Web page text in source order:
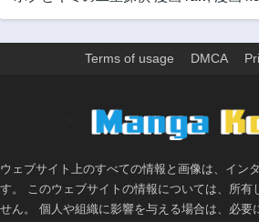
Terms of usage DMCA
ウェブサイト上のすべての情報と画像は、イン
す。 このウェブサイトの情報については、所有
せん。 個人や組織に影響を与える場合は、必要